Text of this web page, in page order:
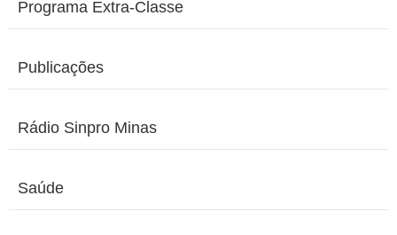
Programa Extra-Classe
Publicações
Rádio Sinpro Minas
Saúde